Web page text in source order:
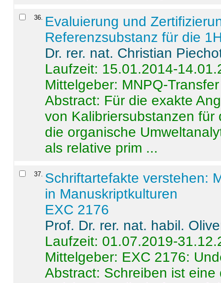
36. Evaluierung und
Referenzsubstanz für die
Dr. rer. nat. Christian
Laufzeit: 15.01.2014-
Mittelgeber: MNPQ-Transfer
Abstract: Für die exakte
von Kalibriersubstanzen
die organische
als relative prim ...
37. Schriftartefakte verstehen:
in Manuskriptkulturen
EXC 2176
Prof. Dr. rer. nat. habil.
Laufzeit: 01.07.2019-
Mittelgeber: EXC 2176:
Abstract: Schreiben ist